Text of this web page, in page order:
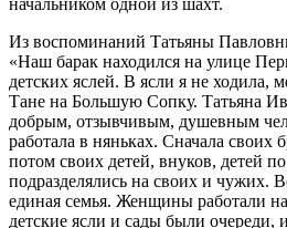
начальником одной из шахт.
Из воспоминаний Татьяны
«Наш барак находился на улице
детских яслей. В ясли я не ходила,
Тане на Большую Сопку. Татьяна
добрым, отзывчивым, душевным
работала в няньках. Сначала своих
потом своих детей, внуков, детей
подразделялись на своих и чужих.
единая семья. Женщины работали
детские ясли и сады были очереди,